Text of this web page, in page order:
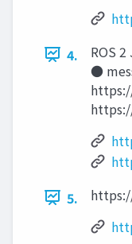
4.
ROS
●
5.